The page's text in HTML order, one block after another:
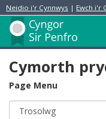
Neidio i'r Cynnwys | Ewch i'r
Cymorth
Page Menu